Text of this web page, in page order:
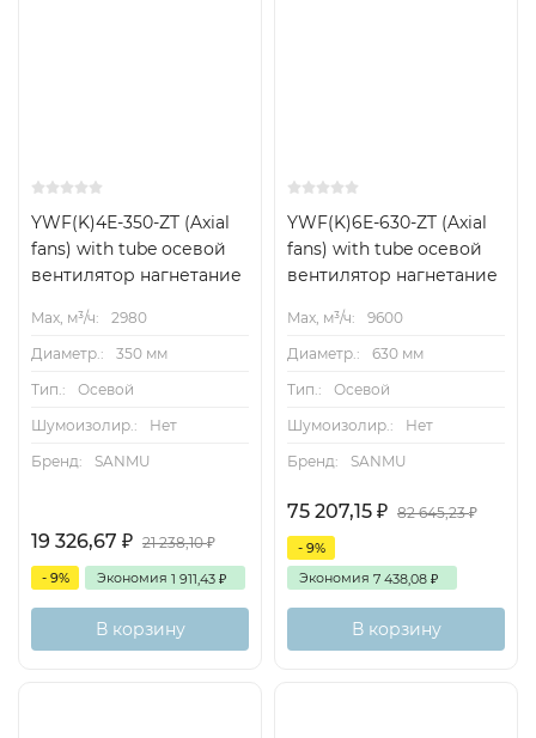
YWF(K)4Е-350-ZT (Axial
fans) with tube осевой
вентилятор нагнетание
Max, м³/ч:
2980
Диаметр.:
350 мм
Тип.:
Осевой
Шумоизолир.:
Нет
Бренд:
SANMU
19 326,67 ₽ 21 238,10₽
- 9% Экономия 1 911,43 ₽
В корзину
YWF(K)6E-630-ZT (Axial
fans) with tube осевой
вентилятор нагнетание
Max, м³/ч:
9600
Диаметр.:
630 мм
Тип.:
Осевой
Шумоизолир.:
Нет
Бренд:
SANMU
75 207,15 ₽ 82 645,23₽
- 9%
Экономия 7 438,08 ₽
В корзину